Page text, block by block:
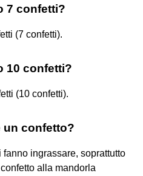
7 confetti?
(7 confetti).
10 confetti?
(10 confetti).
un confetto?
ingrassare, soprattutto
alla mandorla